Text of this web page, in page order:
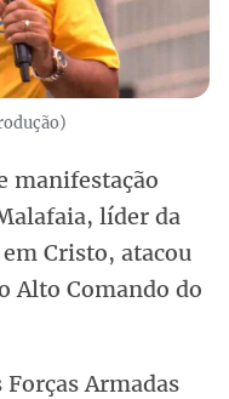
manifestação
líder da
Cristo, atacou
Alto Comando do
Armadas